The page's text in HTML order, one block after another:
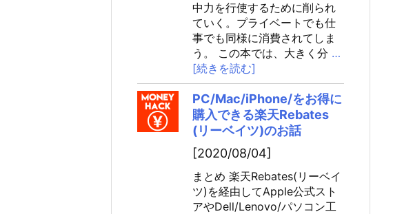
中力を行使するために削られ
ていく。プライベートでも仕
事でも同様に消費されてしま
う。 この本では、大きく分 …
[続きを読む]
PC/Mac/iPhone/をお得に
購入できる楽天Rebates
(リーベイツ)のお話
[2020/08/04]
まとめ 楽天Rebates(リーベイ
ツ)を経由してApple公式スト
アやDell/Lenovo/パソコン工